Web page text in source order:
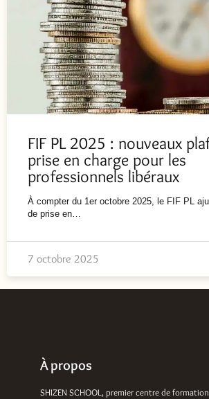
FIF PL 2025 : nouveaux
prise en charge pour les
professionnels libéraux
À compter du 1er octobre 2025, le FIF PL
de prise en…
7 octobre 2025
À propos
SHIZEN SCHOOL, premier centre de